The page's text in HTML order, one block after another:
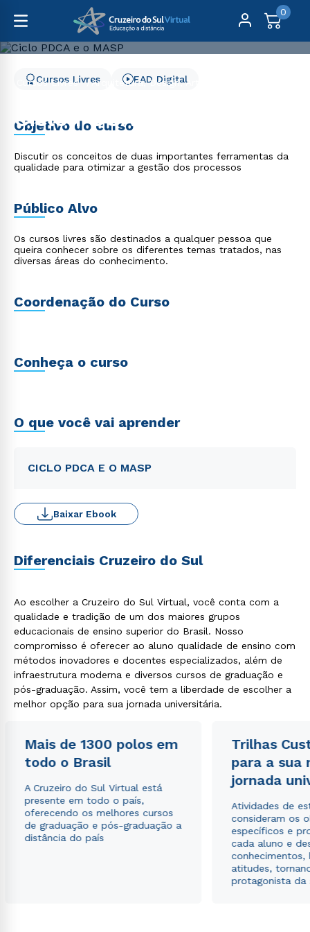
0
Cursos Livres
Arquitetura, Design, Artes e Moda
Ciclo PDCA e o MASP
Cursos Livres EAD Digital
Objetivo do curso
Discutir os conceitos de duas importantes ferramentas da
qualidade para otimizar a gestão dos processos
Público Alvo
Os cursos livres são destinados a qualquer pessoa que
queira conhecer sobre os diferentes temas tratados, nas
diversas áreas do conhecimento.
Coordenação do Curso
Conheça o curso
O que você vai aprender
CICLO PDCA E O MASP
Baixar Ebook
Diferenciais Cruzeiro do Sul
Ao escolher a Cruzeiro do Sul Virtual, você conta com a
qualidade e tradição de um dos maiores grupos
educacionais de ensino superior do Brasil. Nosso
compromisso é oferecer ao aluno qualidade de ensino com
métodos inovadores e docentes especializados, além de
infraestrutura moderna e diversos cursos de graduação e
pós-graduação. Assim, você tem a liberdade de escolher a
melhor opção para sua jornada universitária.
Mais de 1300 polos em
todo o Brasil
A Cruzeiro do Sul Virtual está
presente em todo o país,
oferecendo os melhores cursos
de graduação e pós-graduação a
distância do país
Trilhas
para a sua
jornada
Atividades de
consideram os
específicos e
cada aluno e
conhecimentos,
atitudes,
protagonista da